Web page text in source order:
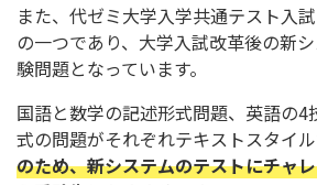
また、代ゼミ大学入学共通テスト入
の一つであり、大学入試改革後の新
験問題となっています。
国語と数学の記述形式問題、英語の4
式の問題がそれぞれテキストスタイル
のため、新システムのテストにチャ